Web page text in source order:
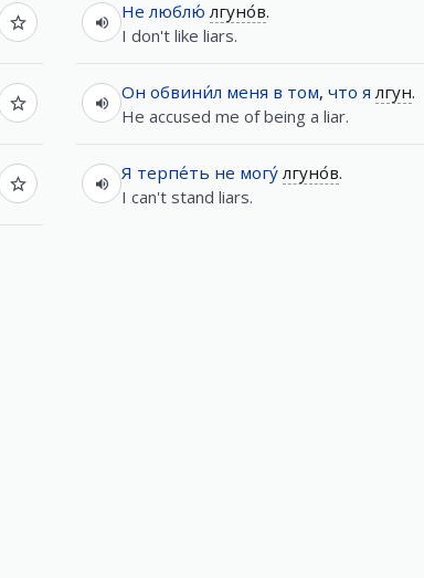
Не люблю́ лгуно́в.
I don't like liars.
Он обвини́л меня в том, что я лгун.
He accused me of being a liar.
Я терпе́ть не могу́ лгуно́в.
I can't stand liars.